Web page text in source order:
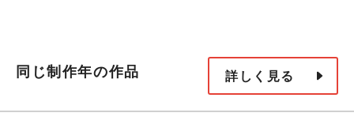
同じ制作年の作品 詳しく見る